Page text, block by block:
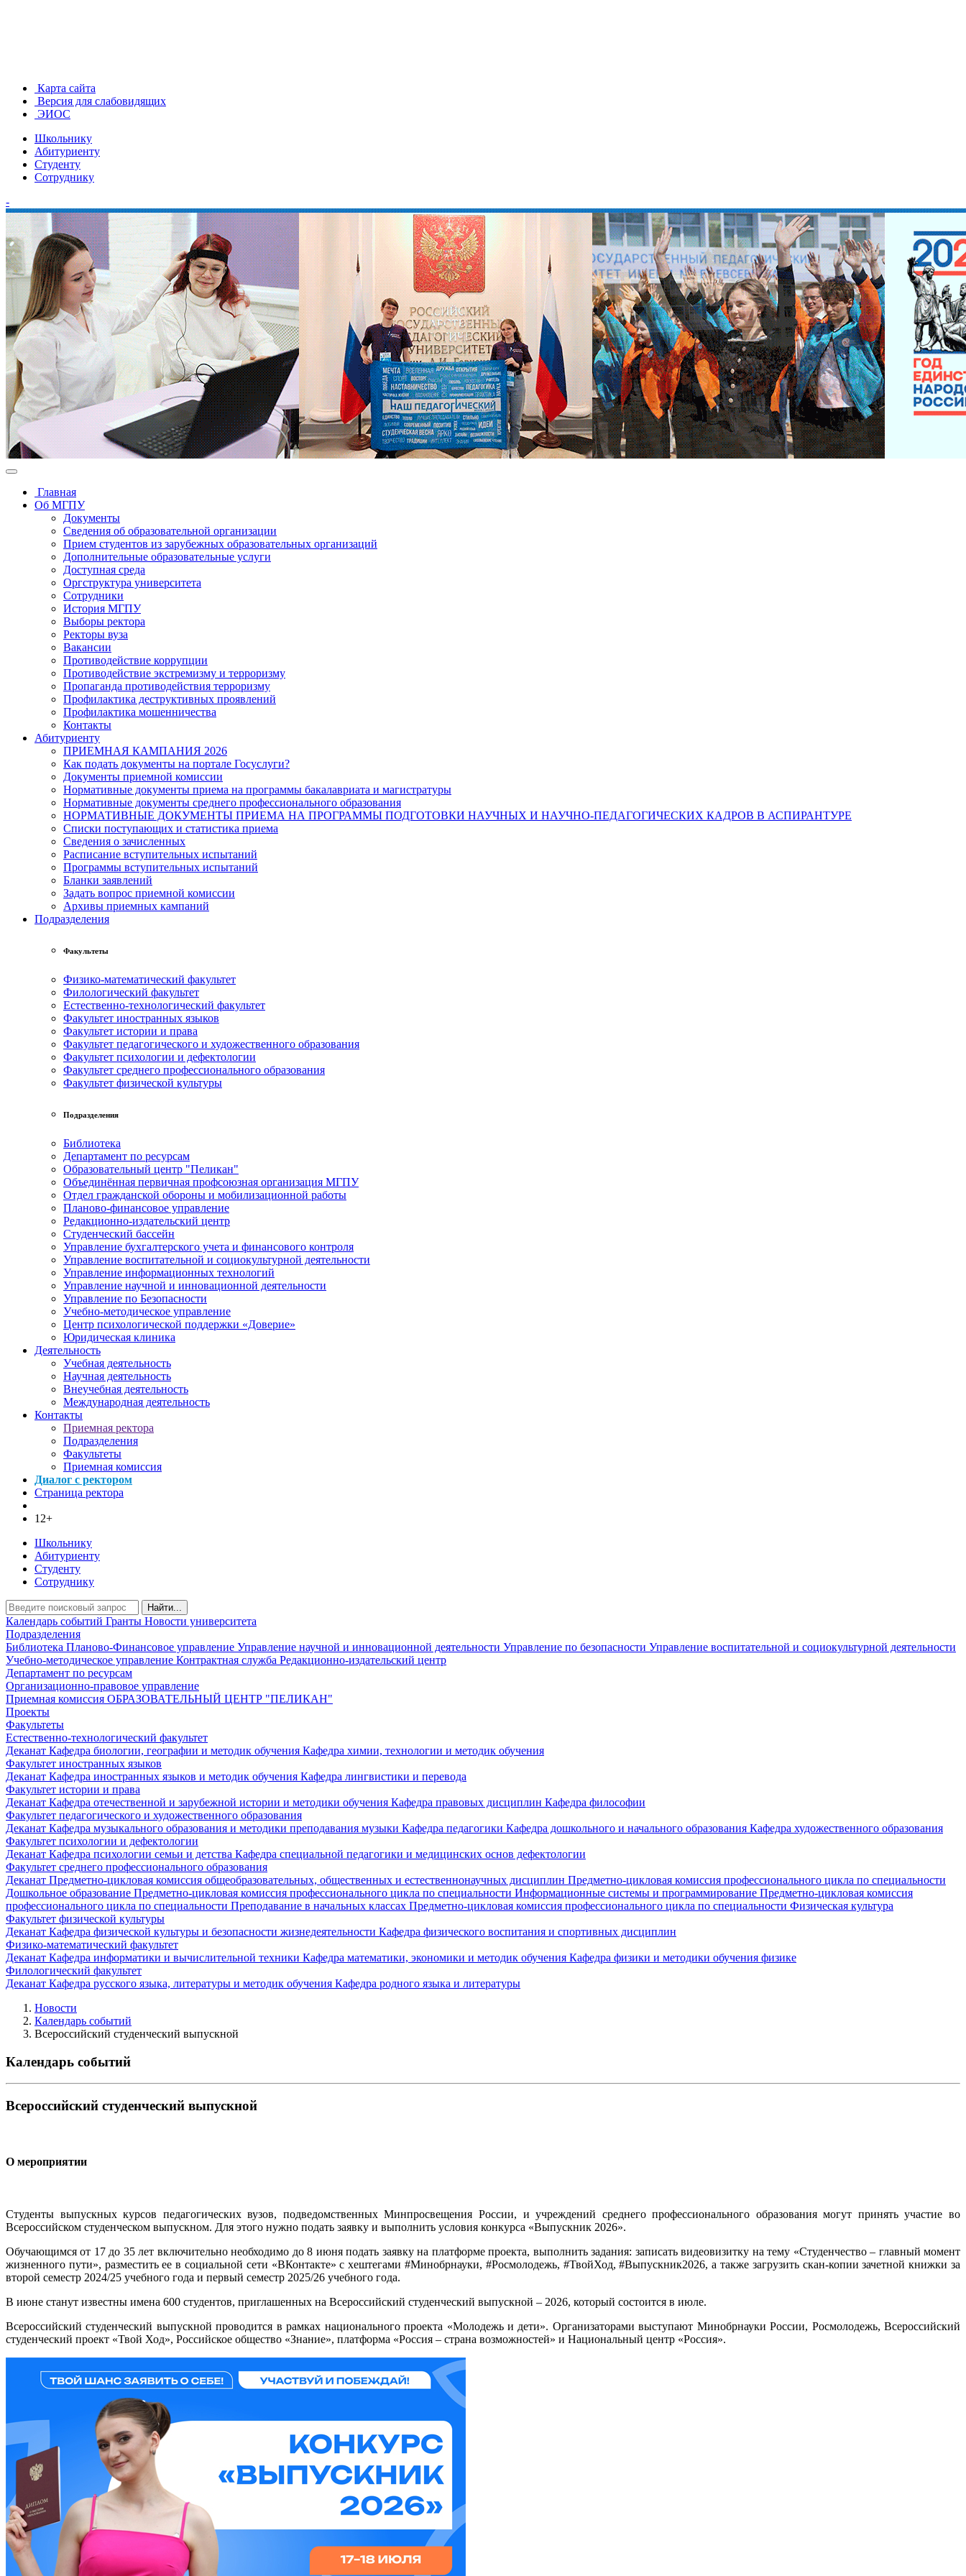
Карта сайта
Версия для слабовидящих
ЭИОС
Школьнику
Абитуриенту
Студенту
Сотруднику
-
Главная
Об МГПУ
Документы
Сведения об образовательной организации
Прием студентов из зарубежных образовательных организаций
Дополнительные образовательные услуги
Доступная среда
Оргструктура университета
Сотрудники
История МГПУ
Выборы ректора
Ректоры вуза
Вакансии
Противодействие коррупции
Противодействие экстремизму и терроризму
Пропаганда противодействия терроризму
Профилактика деструктивных проявлений
Профилактика мошенничества
Контакты
Абитуриенту
ПРИЕМНАЯ КАМПАНИЯ 2026
Как подать документы на портале Госуслуги?
Документы приемной комиссии
Нормативные документы приема на программы бакалавриата и магистратуры
Нормативные документы среднего профессионального образования
НОРМАТИВНЫЕ ДОКУМЕНТЫ ПРИЕМА НА ПРОГРАММЫ ПОДГОТОВКИ НАУЧНЫХ И НАУЧНО-ПЕДАГОГИЧЕСКИХ КАДРОВ В АСПИРАНТУРЕ
Списки поступающих и статистика приема
Сведения о зачисленных
Расписание вступительных испытаний
Программы вступительных испытаний
Бланки заявлений
Задать вопрос приемной комиссии
Архивы приемных кампаний
Подразделения
Факультеты
Физико-математический факультет
Филологический факультет
Естественно-технологический факультет
Факультет иностранных языков
Факультет истории и права
Факультет педагогического и художественного образования
Факультет психологии и дефектологии
Факультет среднего профессионального образования
Факультет физической культуры
Подразделения
Библиотека
Департамент по ресурсам
Образовательный центр "Пеликан"
Объединённая первичная профсоюзная организация МГПУ
Отдел гражданской обороны и мобилизационной работы
Планово-финансовое управление
Редакционно-издательский центр
Студенческий бассейн
Управление бухгалтерского учета и финансового контроля
Управление воспитательной и социокультурной деятельности
Управление информационных технологий
Управление научной и инновационной деятельности
Управление по Безопасности
Учебно-методическое управление
Центр психологической поддержки «Доверие»
Юридическая клиника
Деятельность
Учебная деятельность
Научная деятельность
Внеучебная деятельность
Международная деятельность
Контакты
Приемная ректора
Подразделения
Факультеты
Приемная комиссия
Диалог с ректором
Страница ректора
12+
Школьнику
Абитуриенту
Студенту
Сотруднику
Найти...
Календарь событий Гранты Новости университета
Подразделения
Библиотека Планово-Финансовое управление Управление научной и инновационной деятельности Управление по безопасности Управление воспитательной и социокультурной деятельности
Учебно-методическое управление Контрактная служба Редакционно-издательский центр
Департамент по ресурсам
Организационно-правовое управление
Приемная комиссия ОБРАЗОВАТЕЛЬНЫЙ ЦЕНТР "ПЕЛИКАН"
Проекты
Факультеты
Естественно-технологический факультет
Деканат Кафедра биологии, географии и методик обучения Кафедра химии, технологии и методик обучения
Факультет иностранных языков
Деканат Кафедра иностранных языков и методик обучения Кафедра лингвистики и перевода
Факультет истории и права
Деканат Кафедра отечественной и зарубежной истории и методики обучения Кафедра правовых дисциплин Кафедра философии
Факультет педагогического и художественного образования
Деканат Кафедра музыкального образования и методики преподавания музыки Кафедра педагогики Кафедра дошкольного и начального образования Кафедра художественного образования
Факультет психологии и дефектологии
Деканат Кафедра психологии семьи и детства Кафедра специальной педагогики и медицинских основ дефектологии
Факультет среднего профессионального образования
Деканат Предметно-цикловая комиссия общеобразовательных, общественных и естественнонаучных дисциплин Предметно-цикловая комиссия профессионального цикла по специальности
Дошкольное образование Предметно-цикловая комиссия профессионального цикла по специальности Информационные системы и программирование Предметно-цикловая комиссия
профессионального цикла по специальности Преподавание в начальных классах Предметно-цикловая комиссия профессионального цикла по специальности Физическая культура
Факультет физической культуры
Деканат Кафедра физической культуры и безопасности жизнедеятельности Кафедра физического воспитания и спортивных дисциплин
Физико-математический факультет
Деканат Кафедра информатики и вычислительной техники Кафедра математики, экономики и методик обучения Кафедра физики и методики обучения физике
Филологический факультет
Деканат Кафедра русского языка, литературы и методик обучения Кафедра родного языка и литературы
Новости
Календарь событий
Всероссийский студенческий выпускной
Календарь событий
Всероссийский студенческий выпускной
О мероприятии
Студенты выпускных курсов педагогических вузов, подведомственных Минпросвещения России, и учреждений среднего профессионального образования могут принять участие во
Всероссийском студенческом выпускном. Для этого нужно подать заявку и выполнить условия конкурса «Выпускник 2026».
Обучающимся от 17 до 35 лет включительно необходимо до 8 июня подать заявку на платформе проекта, выполнить задания: записать видеовизитку на тему «Студенчество – главный момент
жизненного пути», разместить ее в социальной сети «ВКонтакте» с хештегами #Минобрнауки, #Росмолодежь, #ТвойХод, #Выпускник2026, а также загрузить скан-копии зачетной книжки за
второй семестр 2024/25 учебного года и первый семестр 2025/26 учебного года.
В июне станут известны имена 600 студентов, приглашенных на Всероссийский студенческий выпускной – 2026, который состоится в июле.
Всероссийский студенческий выпускной проводится в рамках национального проекта «Молодежь и дети». Организаторами выступают Минобрнауки России, Росмолодежь, Всероссийский
студенческий проект «Твой Ход», Российское общество «Знание», платформа «Россия – страна возможностей» и Национальный центр «Россия».